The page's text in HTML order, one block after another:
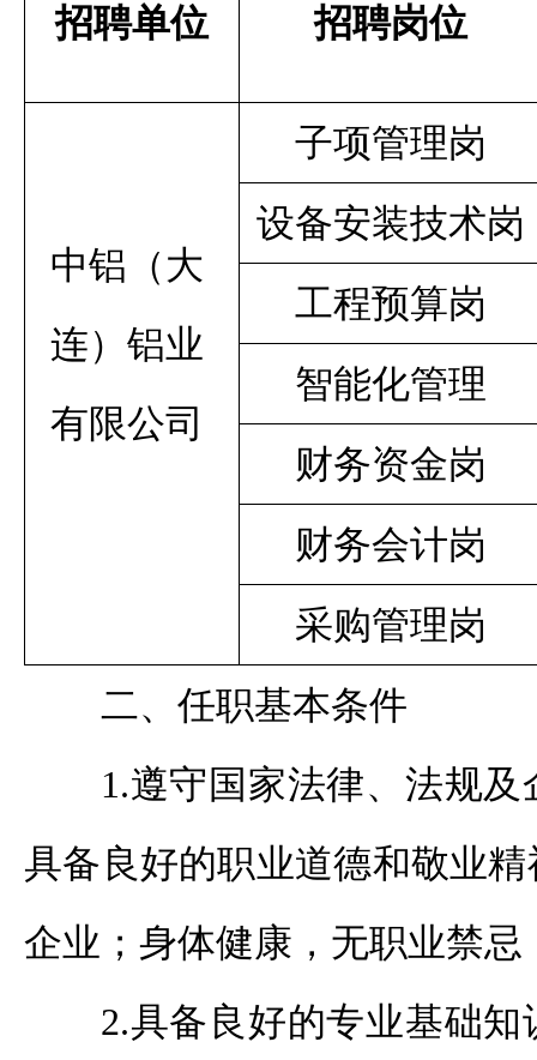
招聘单位 招聘岗位
中铝（大
连）铝业
有限公司
子项管理岗
设备安装技术岗
工程预算岗
智能化管理
财务资金岗
财务会计岗
采购管理岗
二、任职基本条件
1.遵守国家法律、法规
具备良好的职业道德和敬业
企业；身体健康，无职业禁忌
2.具备良好的专业基础